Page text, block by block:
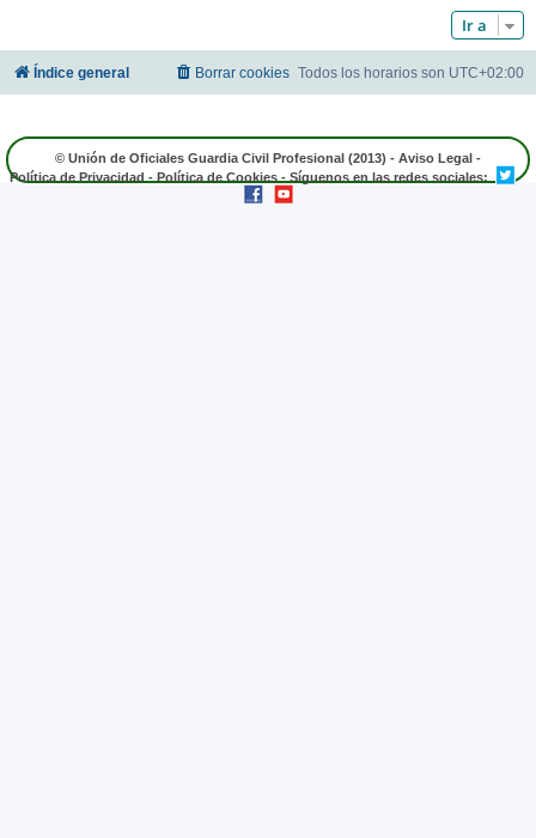
Ir a
Índice general Todos los horarios son UTC+02:00
Borrar cookies
© Unión de Oficiales Guardia Civil Profesional (2013) - Aviso Legal -
Política de Privacidad - Política de Cookies - Síguenos en las redes sociales: